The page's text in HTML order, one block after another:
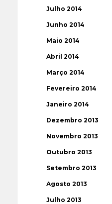
Julho 2014
Junho 2014
Maio 2014
Abril 2014
Março 2014
Fevereiro 2014
Janeiro 2014
Dezembro 2013
Novembro 2013
Outubro 2013
Setembro 2013
Agosto 2013
Julho 2013